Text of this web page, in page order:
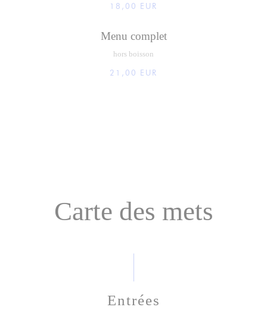
18,00 EUR
Menu complet
hors boisson
21,00 EUR
Carte des mets
Entrées